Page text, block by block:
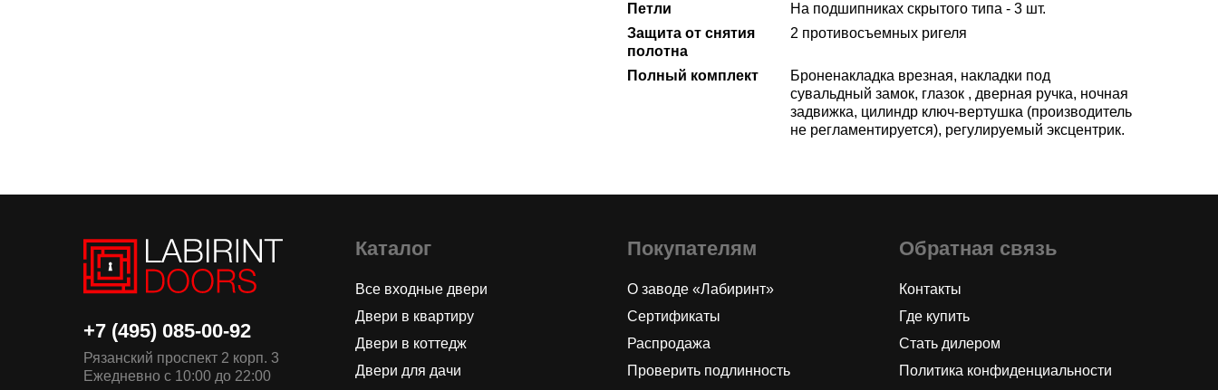
Петли
На подшипниках скрытого типа - 3 шт.
Защита от снятия
полотна
2 противосъемных ригеля
Полный комплект
Броненакладка врезная, накладки под
сувальдный замок, глазок , дверная ручка, ночная
задвижка, цилиндр ключ-вертушка (производитель
не регламентируется), регулируемый эксцентрик.
+7 (495) 085-00-92
Рязанский проспект 2 корп. 3
Ежедневно с 10:00 до 22:00
Каталог
Все входные двери
Двери в квартиру
Двери в коттедж
Двери для дачи
Покупателям
О заводе «Лабиринт»
Сертификаты
Распродажа
Проверить подлинность
Обратная связь
Контакты
Где купить
Стать дилером
Политика конфиденциальности